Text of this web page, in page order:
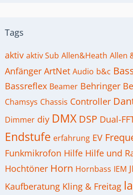
Tags
aktiv aktiv Sub Allen&Heath Allen
Anfänger ArtNet Audio b&c
Bassreflex Beamer Behringer
Chamsys Chassis Controller
Dimmer diy DMX DSP Dual-
Endstufe erfahrung EV
Funkmikrofon Hilfe Hilfe und
Hochtöner Horn Hornbass IEM
Kaufberatung Kling & Freitag